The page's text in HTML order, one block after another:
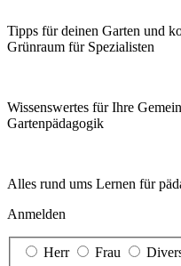
Tipps für deinen Garten und
Grünraum für Spezialisten
Wissenswertes für Ihre
Garten­pädagogik
Alles rund ums Lernen für
Anmelden
Herr Frau